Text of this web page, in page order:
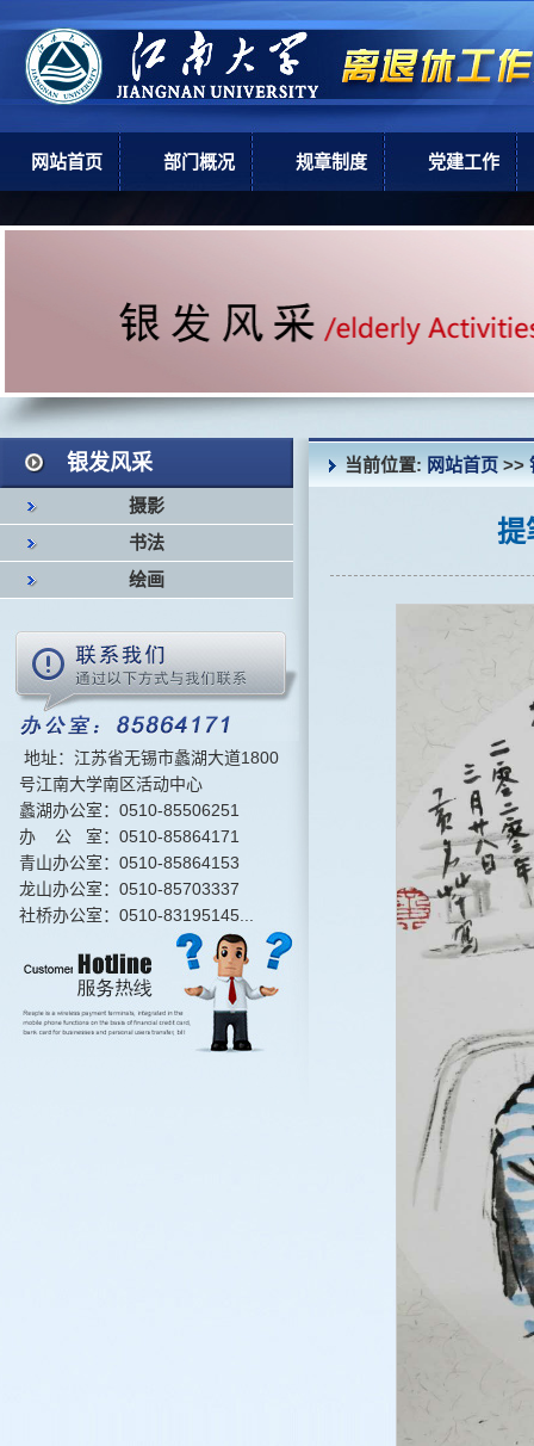
网站首页 部门概况
岗位职责
规章制度 党建工作
银发风采
摄影
书法
绘画
地址：江苏省无锡市蠡湖大道1800
号江南大学南区活动中心
蠡湖办公室：0510-85506251
办 公 室：0510-85864171
青山办公室：0510-85864153
龙山办公室：0510-85703337
社桥办公室：0510-83195145...
当前位置:网站首页>>
提